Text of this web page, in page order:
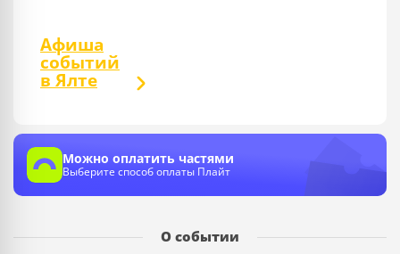
Афиша
событий
в Ялте
Можно оплатить частями
Выберите способ оплаты Плайт
О событии